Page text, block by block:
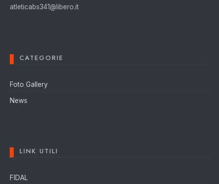
atleticabs341@libero.it
CATEGORIE
Foto Gallery
News
LINK UTILI
FIDAL